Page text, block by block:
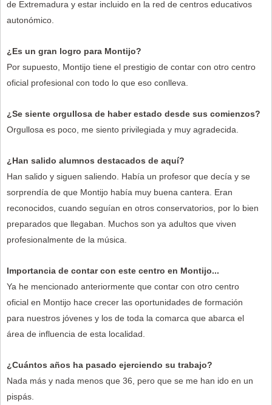
de Extremadura y estar incluido en la red de centros educativos
autonómico.
¿Es un gran logro para Montijo?
Por supuesto, Montijo tiene el prestigio de contar con otro centro
oficial profesional con todo lo que eso conlleva.
¿Se siente orgullosa de haber estado desde sus comienzos?
Orgullosa es poco, me siento privilegiada y muy agradecida.
¿Han salido alumnos destacados de aquí?
Han salido y siguen saliendo. Había un profesor que decía y se
sorprendía de que Montijo había muy buena cantera. Eran
reconocidos, cuando seguían en otros conservatorios, por lo bien
preparados que llegaban. Muchos son ya adultos que viven
profesionalmente de la música.
Importancia de contar con este centro en Montijo...
Ya he mencionado anteriormente que contar con otro centro
oficial en Montijo hace crecer las oportunidades de formación
para nuestros jóvenes y los de toda la comarca que abarca el
área de influencia de esta localidad.
¿Cuántos años ha pasado ejerciendo su trabajo?
Nada más y nada menos que 36, pero que se me han ido en un
pispás.